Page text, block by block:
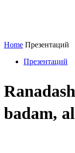
Home Презентаций
Презентаций
badam,